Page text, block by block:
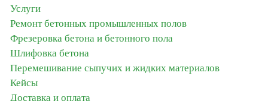
Услуги
Ремонт бетонных промышленных полов
Фрезеровка бетона и бетонного пола
Шлифовка бетона
Перемешивание сыпучих и жидких материалов
Кейсы
Доставка и оплата